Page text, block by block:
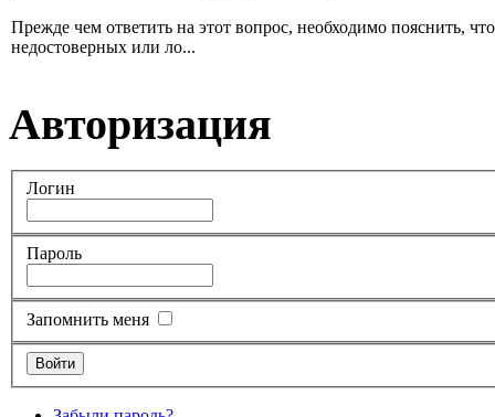
Прежде чем ответить на этот вопрос, необходимо пояснить,
недостоверных или ло...
Авторизация
Логин
Пароль
Запомнить меня